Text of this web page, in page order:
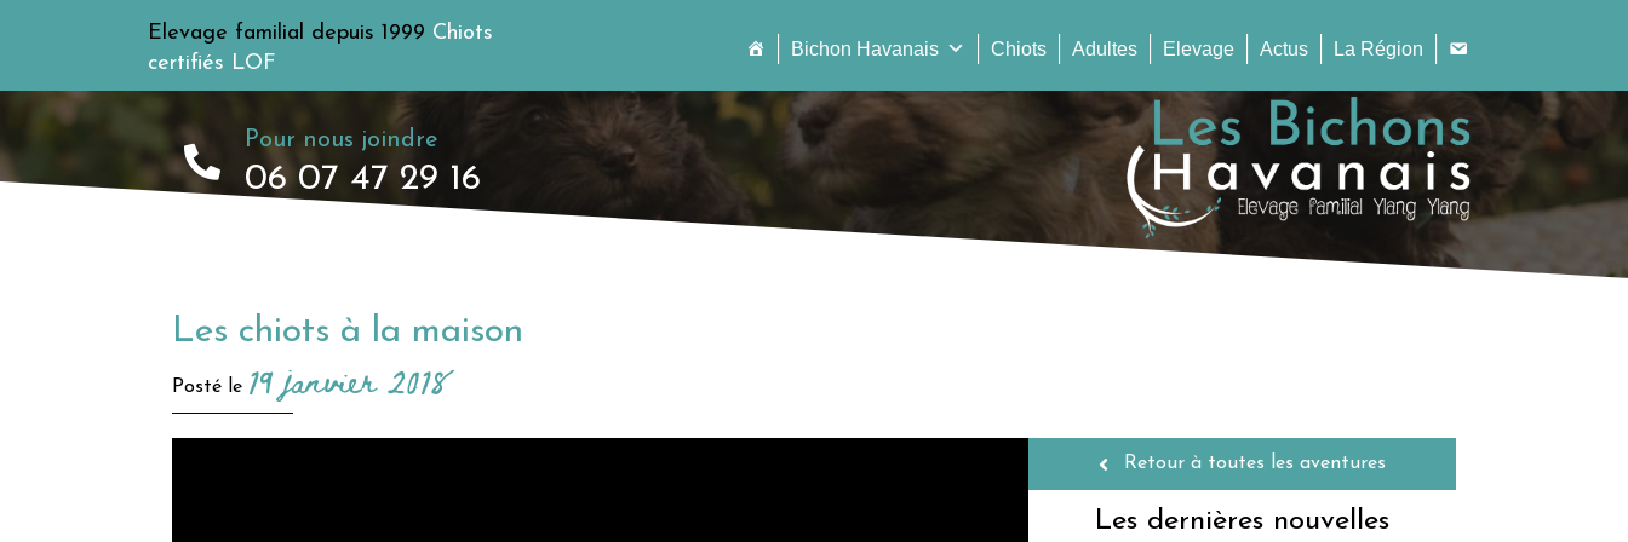
Elevage familial depuis 1999 Chiots
certifiés LOF
Bichon Havanais Chiots Adultes Elevage Actus La Région
Pour nous joindre
06 07 47 29 16
Les chiots à la maison
Posté le 19 janvier 2018
Retour à toutes les aventures
Les dernières nouvelles